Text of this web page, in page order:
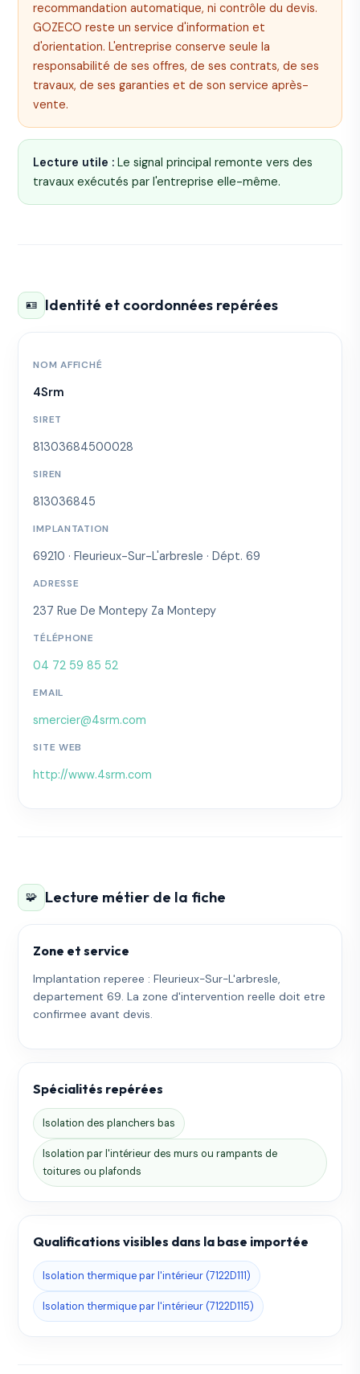
recommandation automatique, ni contrôle du devis.
GOZECO reste un service d'information et
d'orientation. L'entreprise conserve seule la
responsabilité de ses offres, de ses contrats, de ses
travaux, de ses garanties et de son service après-
vente.
Lecture utile : Le signal principal remonte vers des
travaux exécutés par l'entreprise elle-même.
🪪 Identité et coordonnées repérées
NOM AFFICHÉ
4Srm
SIRET
81303684500028
SIREN
813036845
IMPLANTATION
69210 · Fleurieux-Sur-L'arbresle · Dépt. 69
ADRESSE
237 Rue De Montepy Za Montepy
TÉLÉPHONE
04 72 59 85 52
EMAIL
smercier@4srm.com
SITE WEB
http://www.4srm.com
🧩 Lecture métier de la fiche
Zone et service
Implantation reperee : Fleurieux-Sur-L'arbresle,
departement 69. La zone d'intervention reelle doit etre
confirmee avant devis.
Spécialités repérées
Isolation des planchers bas
Isolation par l'intérieur des murs ou rampants de
toitures ou plafonds
Qualifications visibles dans la base importée
Isolation thermique par l'intérieur (7122D111)
Isolation thermique par l'intérieur (7122D115)